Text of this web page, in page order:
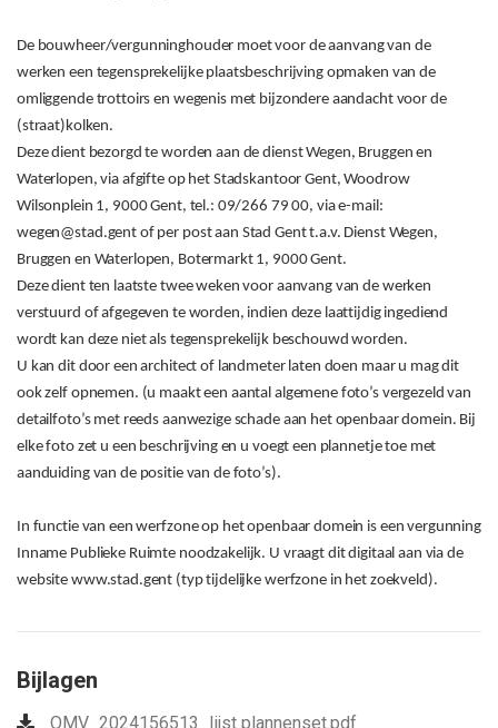
De bouwheer/vergunninghouder moet voor de aanvang van de
werken een tegensprekelijke plaatsbeschrijving opmaken van de
omliggende trottoirs en wegenis met bijzondere aandacht voor de
(straat)kolken.
Deze dient bezorgd te worden aan de dienst Wegen, Bruggen en
Waterlopen, via afgifte op het Stadskantoor Gent, Woodrow
Wilsonplein 1, 9000 Gent, tel.: 09/266 79 00, via e-mail:
wegen@stad.gent of per post aan Stad Gent t.a.v. Dienst Wegen,
Bruggen en Waterlopen, Botermarkt 1, 9000 Gent.
Deze dient ten laatste twee weken voor aanvang van de werken
verstuurd of afgegeven te worden, indien deze laattijdig ingediend
wordt kan deze niet als tegensprekelijk beschouwd worden.
U kan dit door een architect of landmeter laten doen maar u mag dit
ook zelf opnemen. (u maakt een aantal algemene foto’s vergezeld van
detailfoto’s met reeds aanwezige schade aan het openbaar domein. Bij
elke foto zet u een beschrijving en u voegt een plannetje toe met
aanduiding van de positie van de foto’s).
In functie van een werfzone op het openbaar domein is een vergunning
Inname Publieke Ruimte noodzakelijk. U vraagt dit digitaal aan via de
website www.stad.gent (typ tijdelijke werfzone in het zoekveld).
Bijlagen
OMV_2024156513_lijst plannenset.pdf